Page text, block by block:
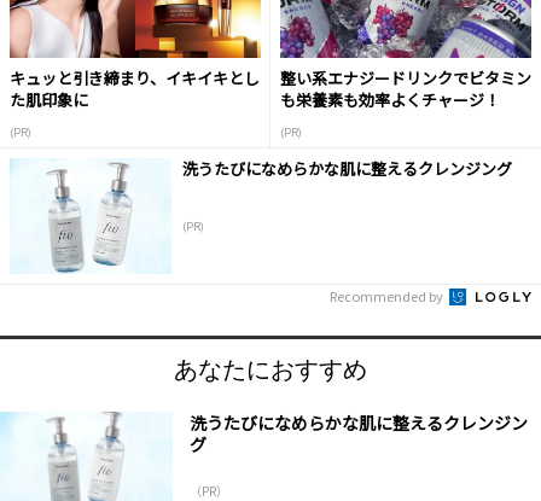
キュッと引き締まり、イキイキとし
た肌印象に
(PR)
整い系エナジードリンクでビタミン
も栄養素も効率よくチャージ！
(PR)
洗うたびになめらかな肌に整えるクレンジング
(PR)
Recommended by
あなたにおすすめ
洗うたびになめらかな肌に整えるクレンジン
グ
（PR）